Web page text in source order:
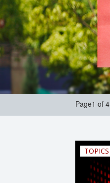
Page1 of 4
TOPICS